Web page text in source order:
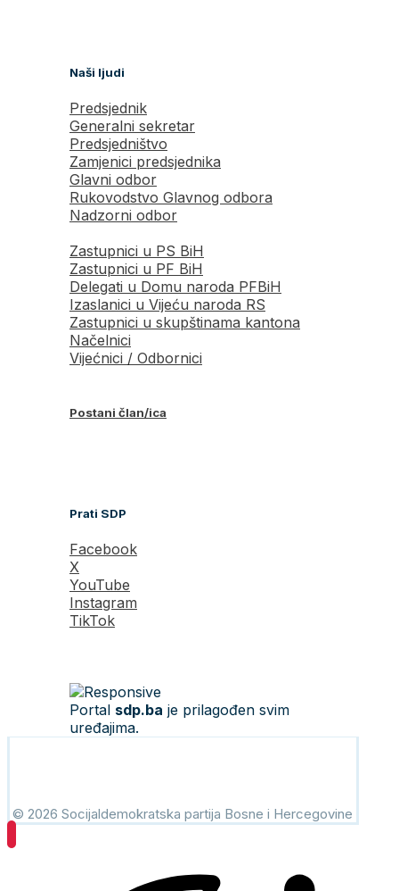
Naši ljudi
Predsjednik
Generalni sekretar
Predsjedništvo
Zamjenici predsjednika
Glavni odbor
Rukovodstvo Glavnog odbora
Nadzorni odbor
Zastupnici u PS BiH
Zastupnici u PF BiH
Delegati u Domu naroda PFBiH
Izaslanici u Vijeću naroda RS
Zastupnici u skupštinama kantona
Načelnici
Vijećnici / Odbornici
Postani član/ica
Prati SDP
Facebook
X
YouTube
Instagram
TikTok
Portal sdp.ba je prilagođen svim
uređajima.
© 2026 Socijaldemokratska partija Bosne i Hercegovine